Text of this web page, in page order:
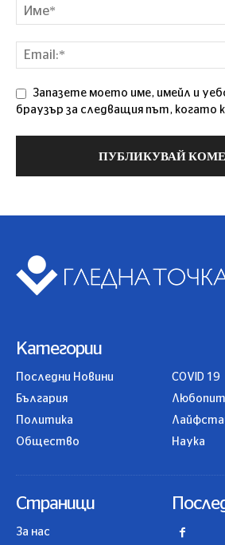
Запазете моето име, имейл и
браузър за следващия път, когато
Категории
Последни Новини
България
Политика
Общество
COVID 19
Наука
Страници
За нас